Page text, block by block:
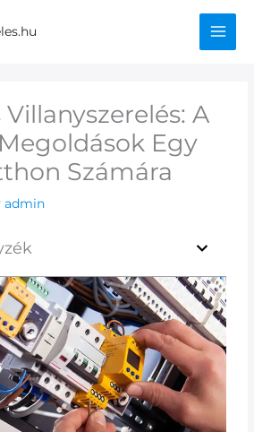
Main
A
Egy
Számára
admin